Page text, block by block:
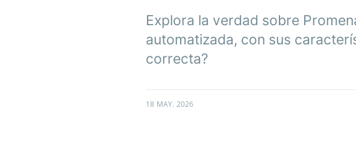
Explora la verdad sobre
automatizada, con sus
correcta?
18 MAY. 2026